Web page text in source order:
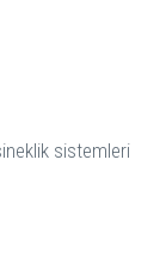
sistemleri